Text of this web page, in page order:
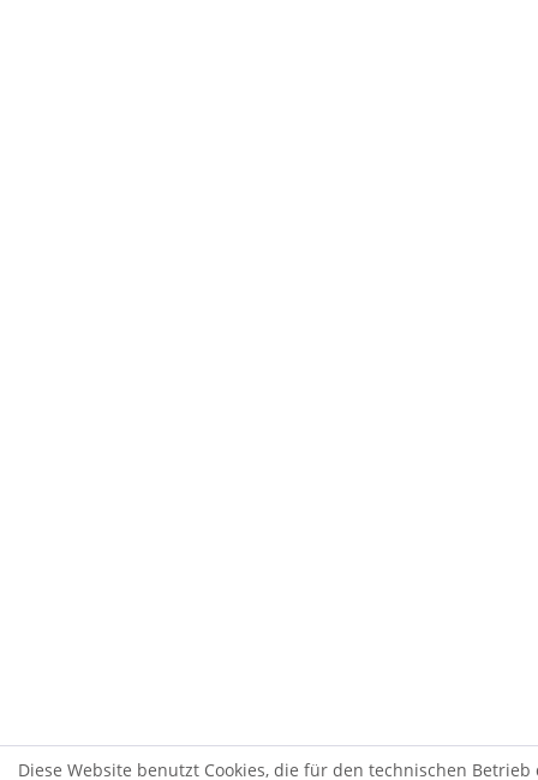
Diese Website benutzt Cookies, die für den technischen Betrieb